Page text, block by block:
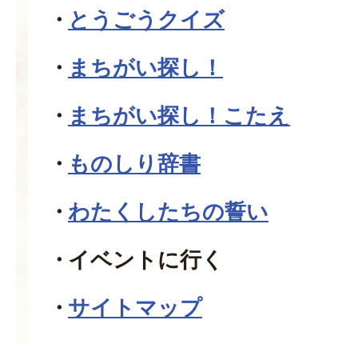
とうごうクイズ
まちがい探し！
まちがい探し！こたえ
ものしり辞書
わたくしたちの誓い
イベントに行く
サイトマップ